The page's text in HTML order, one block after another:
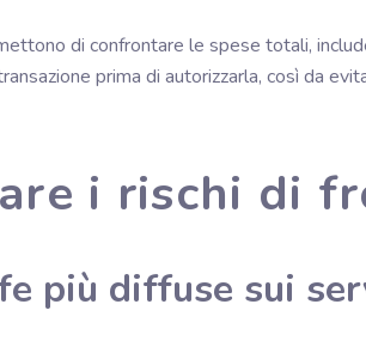
di confrontare le spese totali,
prima di autorizzarla, così da
i rischi di
più diffuse sui